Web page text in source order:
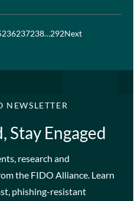
236237238…292Next
NEWSLETTER
Stay Engaged
research and
the FIDO Alliance. Learn
phishing-resistant